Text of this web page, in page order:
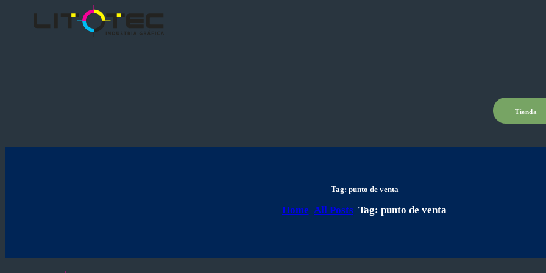
Tienda
Tag: punto de venta
Home All Posts Tag: punto de venta